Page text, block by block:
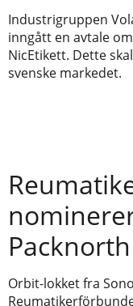
Industrigruppen
inngått en avtale
NicEtikett. Dette
svenske markedet.
Orbit-lokket fra